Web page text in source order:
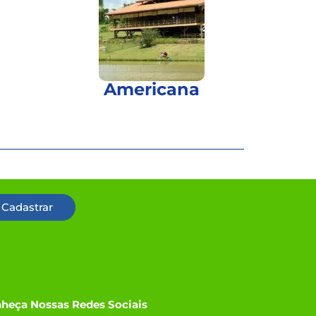
Americana
Cadastrar
Nossas Redes Sociais